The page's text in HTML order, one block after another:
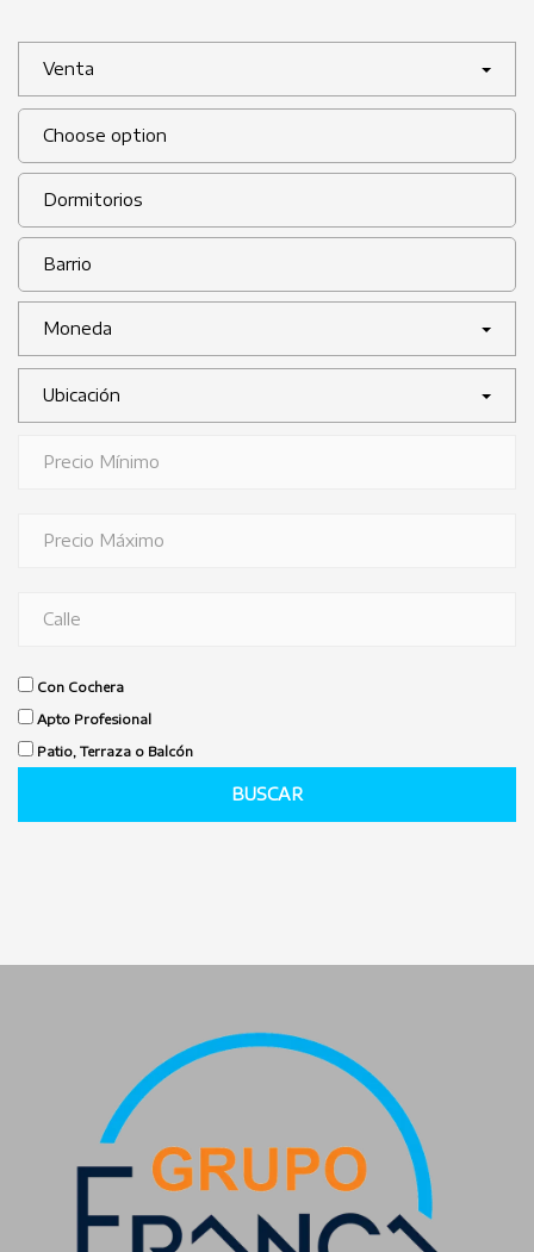
Venta
Moneda
Ubicación
Con Cochera
Apto Profesional
Patio, Terraza o Balcón
BUSCAR